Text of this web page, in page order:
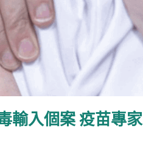
輸入個案 疫苗專家